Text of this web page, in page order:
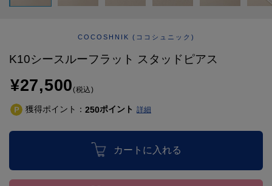
COCOSHNIK (ココシュニック)
K10シースルーフラット スタッドピアス
¥27,500(税込)
獲得ポイント： 250ポイント 詳細
カートに入れる